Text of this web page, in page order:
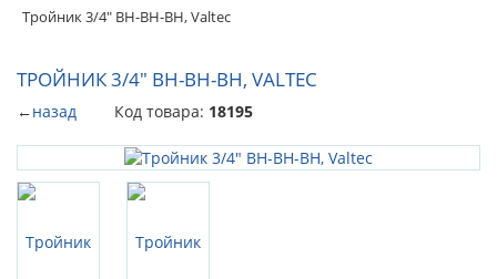
Тройник 3/4" ВН-ВН-ВН, Valtec
ТРОЙНИК 3/4" ВН-ВН-ВН, VALTEC
←назад Код товара: 18195